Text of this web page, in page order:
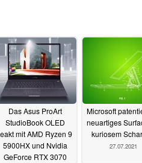
Das Asus ProArt
StudioBook OLED
mit AMD Ryzen 9
5900HX und Nvidia
GeForce RTX 3070
Microsoft
neuartiges
kuriosem
27.07.2021